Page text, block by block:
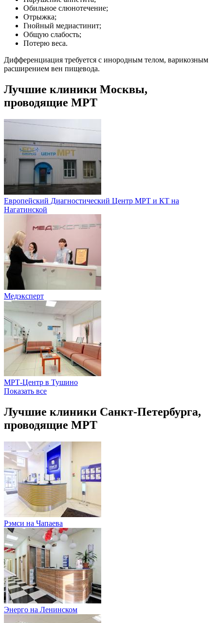
Обильное слюнотечение;
Отрыжка;
Гнойный медиастинит;
Общую слабость;
Потерю веса.
Дифференциация требуется с инородным телом, варикозным
расширением вен пищевода.
Лучшие клиники Москвы,
проводящие МРТ
Европейский Диагностический Центр МРТ и КТ на
Нагатинской
Медэксперт
МРТ-Центр в Тушино
Показать все
Лучшие клиники Санкт-Петербурга,
проводящие МРТ
Рэмси на Чапаева
Энерго на Ленинском